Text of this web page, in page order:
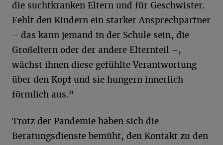
die suchtkranken Eltern und für Geschwister.
Fehlt den Kindern ein starker Ansprechpartner
– das kann jemand in der Schule sein, die
Großeltern oder der andere Elternteil –,
wächst ihnen diese gefühlte Verantwortung
über den Kopf und sie hungern innerlich
förmlich aus.“
Trotz der Pandemie haben sich die
Beratungsdienste bemüht, den Kontakt zu den